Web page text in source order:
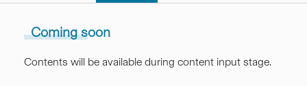
Coming soon
Contents will be available during content input stage.